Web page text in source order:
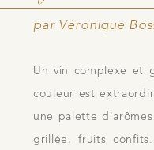
par Véronique
Un vin complexe et
couleur est
une palette
grillée, fruits